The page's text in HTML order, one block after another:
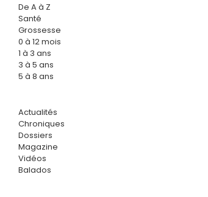
De A à Z
Santé
Grossesse
0 à 12 mois
1 à 3 ans
3 à 5 ans
5 à 8 ans
Actualités
Chroniques
Dossiers
Magazine
Vidéos
Balados